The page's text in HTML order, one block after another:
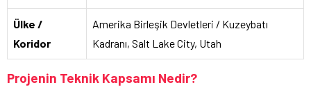
Ülke /
Koridor
Amerika Birleşik Devletleri / Kuzeybatı
Kadranı, Salt Lake City, Utah
Projenin Teknik Kapsamı Nedir?